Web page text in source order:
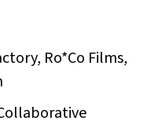
Ro*Co Films,